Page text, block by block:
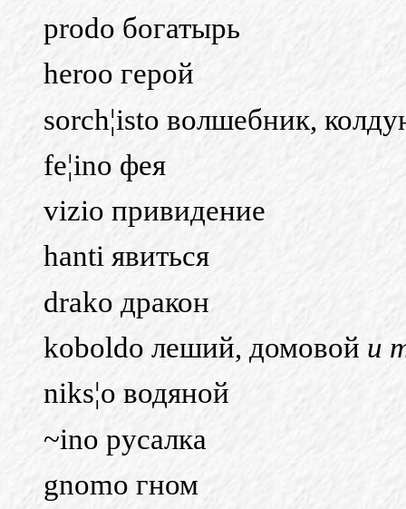
prodo богатырь
heroo герой
sorch¦isto волшебник,
fe¦ino фея
vizio привидение
hanti явиться
drako дракон
koboldo леший, домовой и
niks¦o водяной
~ino русалка
gnomo гном